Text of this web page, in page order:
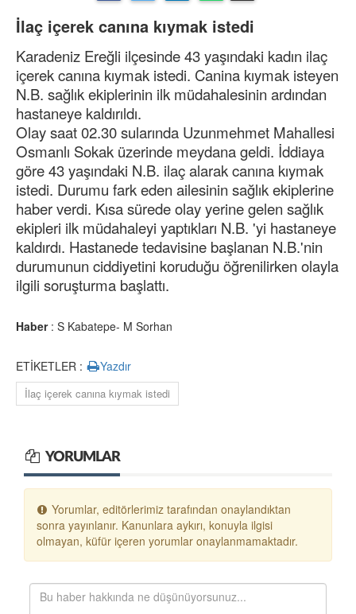
İlaç içerek canına kıymak istedi
Karadeniz Ereğli ilçesinde 43 yaşındaki kadın ilaç
içerek canına kıymak istedi. Canina kıymak isteyen
N.B. sağlık ekiplerinin ilk müdahalesinin ardından
hastaneye kaldırıldı.
Olay saat 02.30 sularında Uzunmehmet Mahallesi
Osmanlı Sokak üzerinde meydana geldi. İddiaya
göre 43 yaşındaki N.B. ilaç alarak canına kıymak
istedi. Durumu fark eden ailesinin sağlık ekiplerine
haber verdi. Kısa sürede olay yerine gelen sağlık
ekipleri ilk müdahaleyi yaptıkları N.B. 'yi hastaneye
kaldırdı. Hastanede tedavisine başlanan N.B.'nin
durumunun ciddiyetini koruduğu öğrenilirken olayla
ilgili soruşturma başlattı.
Haber: S Kabatepe- M Sorhan
ETİKETLER : Yazdır
İlaç içerek canına kıymak istedi
YORUMLAR
Yorumlar, editörlerimiz tarafından onaylandıktan
sonra yayınlanır. Kanunlara aykırı, konuyla ilgisi
olmayan, küfür içeren yorumlar onaylanmamaktadır.